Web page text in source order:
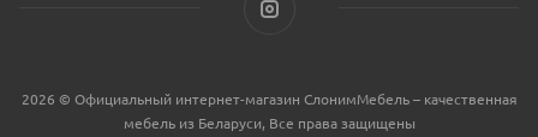
2026 © Официальный интернет-магазин СлонимМебель – качественная
мебель из Беларуси, Все права защищены